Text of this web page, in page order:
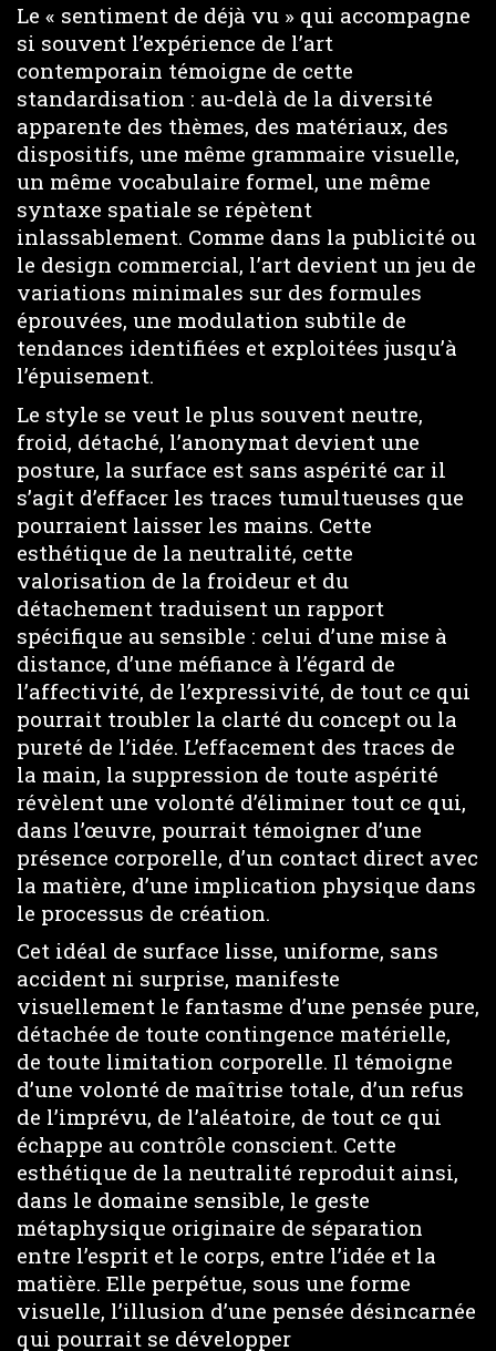
Le « sentiment de déjà vu » qui accompagne
si souvent l’expérience de l’art
contemporain témoigne de cette
standardisation : au-delà de la diversité
apparente des thèmes, des matériaux, des
dispositifs, une même grammaire visuelle,
un même vocabulaire formel, une même
syntaxe spatiale se répètent
inlassablement. Comme dans la publicité ou
le design commercial, l’art devient un jeu de
variations minimales sur des formules
éprouvées, une modulation subtile de
tendances identifiées et exploitées jusqu’à
l’épuisement.
Le style se veut le plus souvent neutre,
froid, détaché, l’anonymat devient une
posture, la surface est sans aspérité car il
s’agit d’effacer les traces tumultueuses que
pourraient laisser les mains. Cette
esthétique de la neutralité, cette
valorisation de la froideur et du
détachement traduisent un rapport
spécifique au sensible : celui d’une mise à
distance, d’une méfiance à l’égard de
l’affectivité, de l’expressivité, de tout ce qui
pourrait troubler la clarté du concept ou la
pureté de l’idée. L’effacement des traces de
la main, la suppression de toute aspérité
révèlent une volonté d’éliminer tout ce qui,
dans l’œuvre, pourrait témoigner d’une
présence corporelle, d’un contact direct avec
la matière, d’une implication physique dans
le processus de création.
Cet idéal de surface lisse, uniforme, sans
accident ni surprise, manifeste
visuellement le fantasme d’une pensée pure,
détachée de toute contingence matérielle,
de toute limitation corporelle. Il témoigne
d’une volonté de maîtrise totale, d’un refus
de l’imprévu, de l’aléatoire, de tout ce qui
échappe au contrôle conscient. Cette
esthétique de la neutralité reproduit ainsi,
dans le domaine sensible, le geste
métaphysique originaire de séparation
entre l’esprit et le corps, entre l’idée et la
matière. Elle perpétue, sous une forme
visuelle, l’illusion d’une pensée désincarnée
qui pourrait se développer